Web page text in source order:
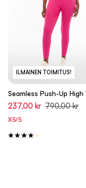
ILMAINEN TOIMITUS!
Seamless Push-Up High
Skinny - Love Potion
237,00 kr 790,00 kr
XS/S